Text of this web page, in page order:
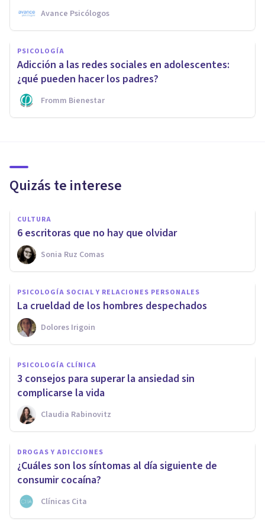
Avance Psicólogos
PSICOLOGÍA
Adicción a las redes sociales en adolescentes:
¿qué pueden hacer los padres?
Fromm Bienestar
Quizás te interese
CULTURA
6 escritoras que no hay que olvidar
Sonia Ruz Comas
PSICOLOGÍA SOCIAL Y RELACIONES PERSONALES
La crueldad de los hombres despechados
Dolores Irigoin
PSICOLOGÍA CLÍNICA
3 consejos para superar la ansiedad sin
complicarse la vida
Claudia Rabinovitz
DROGAS Y ADICCIONES
¿Cuáles son los síntomas al día siguiente de
consumir cocaína?
Clínicas Cita